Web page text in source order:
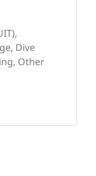
Dive
Other